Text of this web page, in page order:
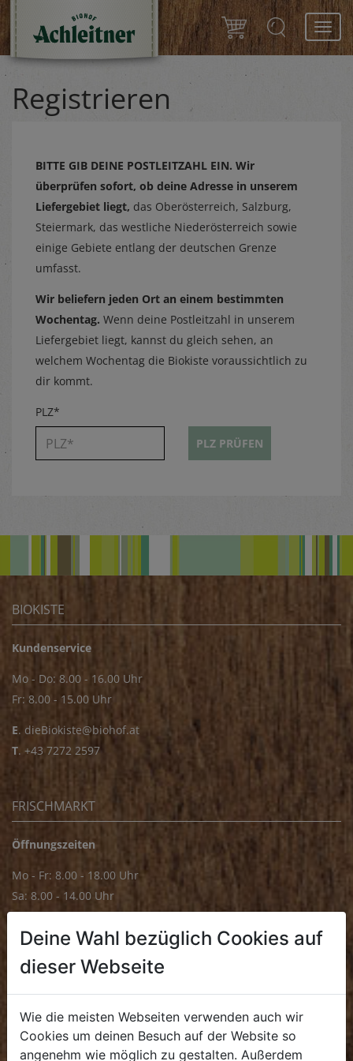
Registrieren
BITTE GIB DEINE POSTLEITZAHL EIN. Wir
überprüfen sofort, ob deine Adresse in unserem
Liefergebiet liegt, das Oberösterreich, Salzburg,
Steiermark, das westliche Niederösterreich sowie
einige Gebiete entlang der deutschen Grenze
umfasst.
Wir beliefern jeden Ort an einem bestimmten
Wochentag. Wenn deine Postleitzahl in unserem
Liefergebiet liegt, kannst du gleich sehen, an
welchem Wochentag die Biokiste voraussichtlich zu
dir kommt.
PLZ*
PLZ PRÜFEN
BIOKISTE
Kundenservice
Mo - Do: 8.00 - 16.00 Uhr
Fr: 8.00 - 15.00 Uhr
E. dieBiokiste@biohof.at
T. +43 7272 2597
FRISCHMARKT
Öffnungszeiten
Mo - Fr: 8.00 - 18.00 Uhr
Sa: 8.00 - 14.00 Uhr
Mo - Fr: 8.00 - 16.00 Uhr
. +43 7272 4859 70
Deine Wahl bezüglich Cookies auf
dieser Webseite
Wie die meisten Webseiten verwenden auch wir
Cookies um deinen Besuch auf der Website so
angenehm wie möglich zu gestalten. Außerdem